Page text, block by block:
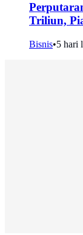
Triliun,
Bisnis•5 hari